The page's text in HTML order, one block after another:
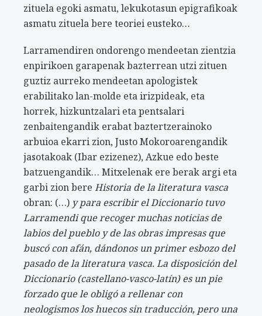
zituela egoki asmatu, lekukotasun epigrafikoak
asmatu zituela bere teoriei eusteko…
Larramendiren ondorengo mendeetan zientzia
enpirikoen garapenak bazterrean utzi zituen
guztiz aurreko mendeetan apologistek
erabilitako lan-molde eta irizpideak, eta
horrek, hizkuntzalari eta pentsalari
zenbaitengandik erabat baztertzerainoko
arbuioa ekarri zion, Justo Mokoroarengandik
jasotakoak (Ibar ezizenez), Azkue edo beste
batzuengandik… Mitxelenak ere berak argi eta
garbi zion bere Historia de la literatura vasca
obran: (…) y para escribir el Diccionario tuvo
Larramendi que recoger muchas noticias de
labios del pueblo y de las obras impresas que
buscó con afán, dándonos un primer esbozo del
pasado de la literatura vasca. La disposición del
Diccionario (castellano-vasco-latín) es un pie
forzado que le obligó a rellenar con
neologismos los huecos sin traducción, pero una